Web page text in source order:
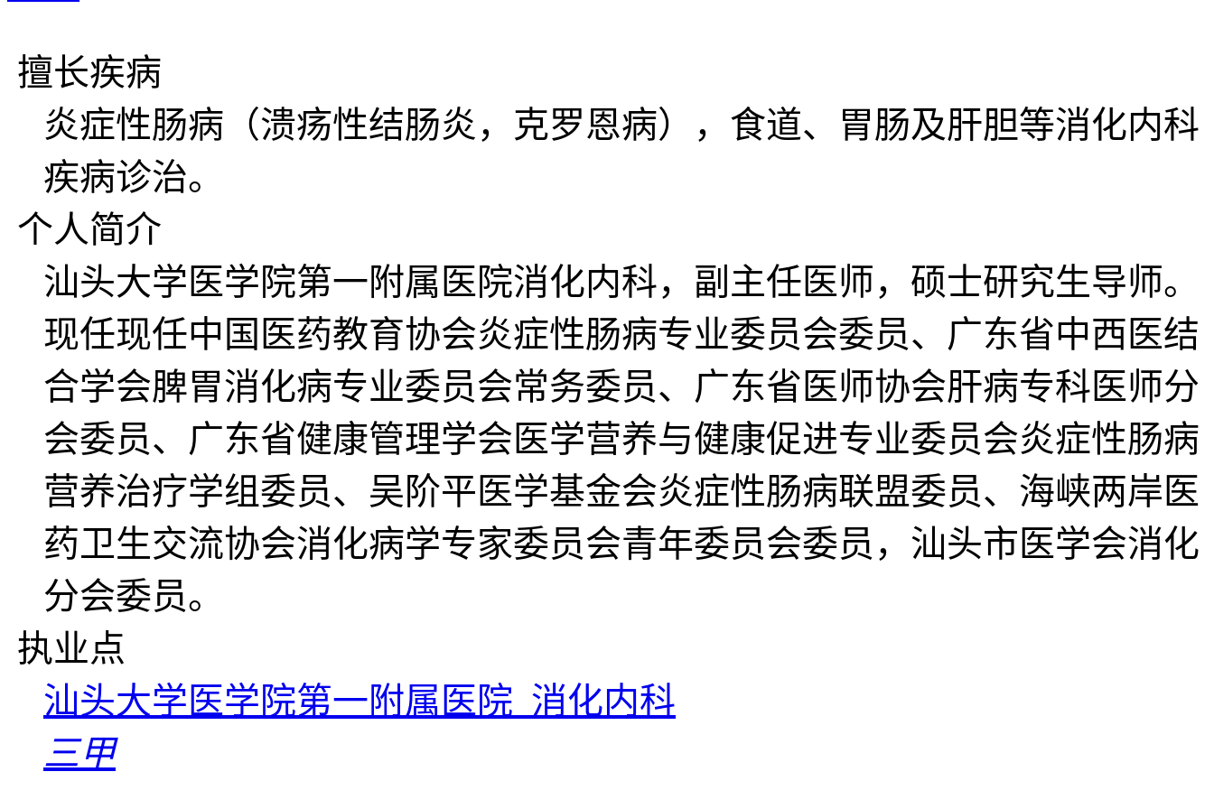
擅长疾病
炎症性肠病（溃疡性结肠炎，克罗恩病），食道、胃肠及肝胆等消化内科
疾病诊治。
个人简介
汕头大学医学院第一附属医院消化内科，副主任医师，硕士研究生导师。
现任现任中国医药教育协会炎症性肠病专业委员会委员、广东省中西医结
合学会脾胃消化病专业委员会常务委员、广东省医师协会肝病专科医师分
会委员、广东省健康管理学会医学营养与健康促进专业委员会炎症性肠病
营养治疗学组委员、吴阶平医学基金会炎症性肠病联盟委员、海峡两岸医
药卫生交流协会消化病学专家委员会青年委员会委员，汕头市医学会消化
分会委员。
执业点
汕头大学医学院第一附属医院 消化内科
三甲